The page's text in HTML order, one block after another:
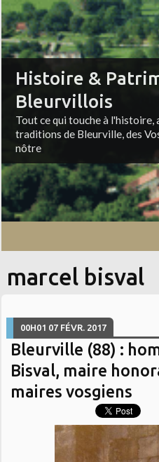
Histoire &
Bleurvillois
Tout ce qui touche à l'histoire,
traditions de Bleurville, des
nôtre
marcel bisval
00H01 07 FÉVR. 2017
Bleurville (88) :
Bisval, maire
maires vosgiens